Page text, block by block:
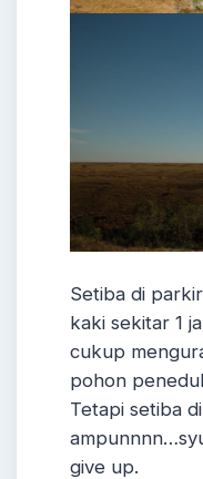
Setiba di
kaki sekitar 1
cukup
pohon
Tetapi setiba
give up.